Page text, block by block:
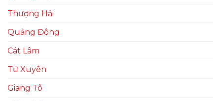
Thượng Hải
Quảng Đông
Cát Lâm
Tứ Xuyên
Giang Tô